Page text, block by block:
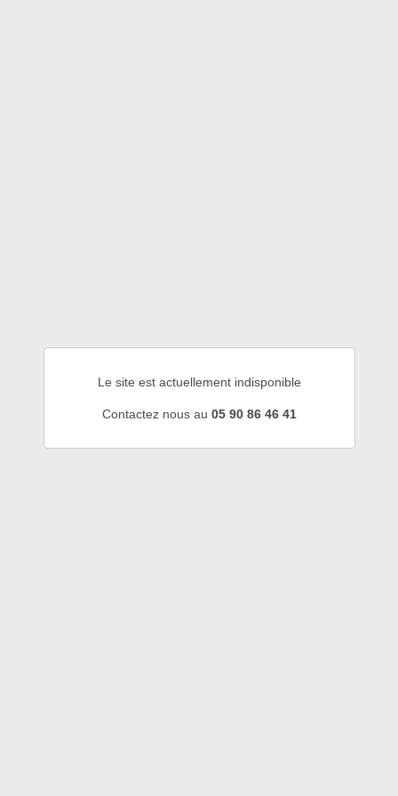
Le site est actuellement indisponible
Contactez nous au 05 90 86 46 41